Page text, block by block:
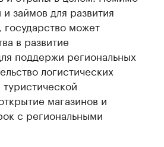
займов для развития
государство может
в развитие
поддержи региональных
логистических
магазинов и
с региональными